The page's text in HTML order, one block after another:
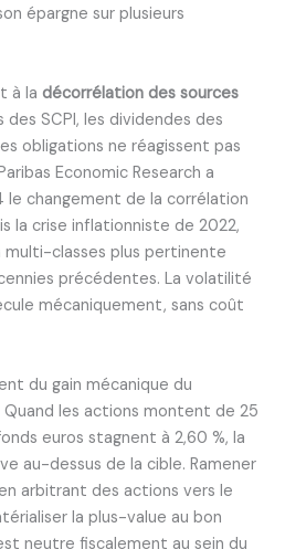
épargne sur plusieurs
à ladécorrélation des sources
des SCPI, les dividendes des
obligations ne réagissent pas
Economic Research a
le changement de la corrélation
la crise inflationniste de 2022,
multi-classes plus pertinente
précédentes. La volatilité
mécaniquement, sans coût
du gain mécanique du
Quand les actions montent de 25
euros stagnent à 2,60 %, la
au-dessus de la cible. Ramener
arbitrant des actions vers le
la plus-value au bon
neutre fiscalement au sein du